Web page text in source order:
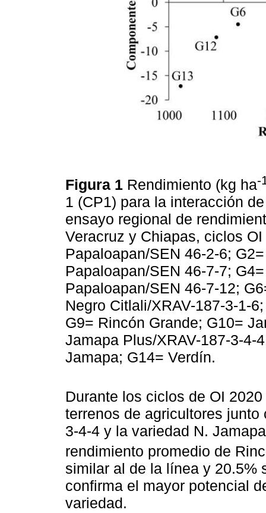
Figura 1 Rendimiento (kg ha-
1 (CP1) para la interacción
ensayo regional de
Veracruz y Chiapas, ciclos
Papaloapan/SEN 46-2-6;
Papaloapan/SEN 46-7-7;
Papaloapan/SEN 46-7-12;
Negro Citlali/XRAV-187-3-1-
G9= Rincón Grande; G10=
Jamapa Plus/XRAV-187-3-4-
Jamapa; G14= Verdín.
Durante los ciclos de OI
terrenos de agricultores
3-4-4 y la variedad N.
rendimiento promedio de
similar al de la línea y 20.5%
confirma el mayor potencial
variedad.